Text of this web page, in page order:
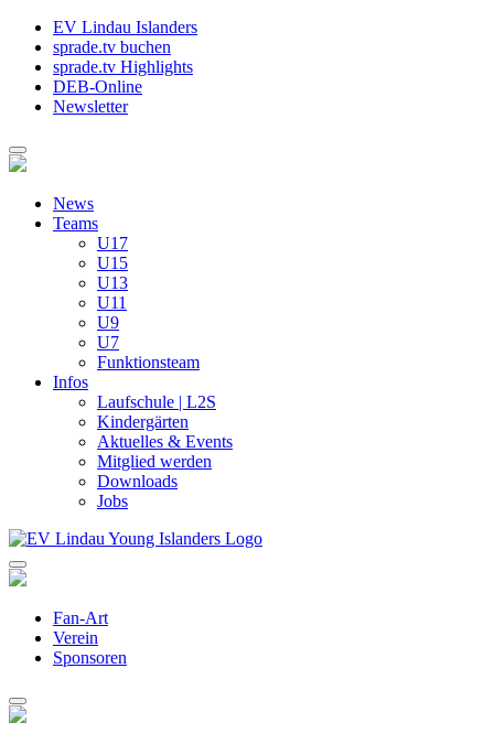
EV Lindau Islanders
sprade.tv buchen
sprade.tv Highlights
DEB-Online
Newsletter
News
Teams
U17
U15
U13
U11
U9
U7
Funktionsteam
Infos
Laufschule | L2S
Kindergärten
Aktuelles & Events
Mitglied werden
Downloads
Jobs
Fan-Art
Verein
Sponsoren